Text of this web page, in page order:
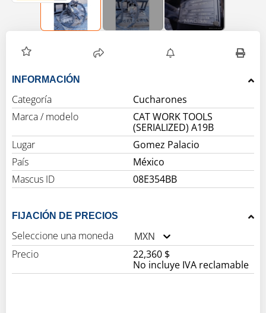
INFORMACIÓN
Categoría
Cucharones
Marca / modelo
CAT WORK TOOLS
(SERIALIZED) A19B
Lugar
Gomez Palacio
País
México
Mascus ID
08E354BB
FIJACIÓN DE PRECIOS
Seleccione una moneda
MXN
Precio
22,360 $
No incluye IVA reclamable